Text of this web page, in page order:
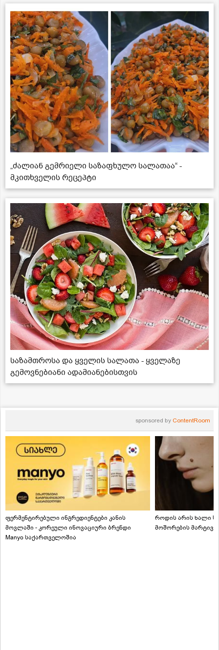
„ძალიან გემრიელი საზაფხულო სალათაა“ -
მკითხველის რეცეპტი
საზამთროსა და ყველის სალათა - ყველაზე
გემოვნებიანი ადამიანებისთვის
sponsored by ContentRoom
ფერმენტირებული ინგრედიენტები კანის
მოვლაში - კორეული ინოვაციური ბრენდი
Manyo საქართველოშია
როდის არის ხალი
მოშორების